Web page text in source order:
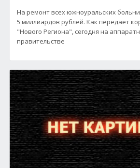
На ремонт всех южноуральских
5 миллиардов рублей. Как передает
"Нового Региона", сегодня на
правительстве